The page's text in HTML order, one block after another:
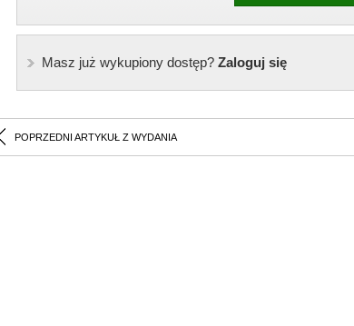
Masz już wykupiony dostęp?Zaloguj się
POPRZEDNI ARTYKUŁ Z WYDANIA